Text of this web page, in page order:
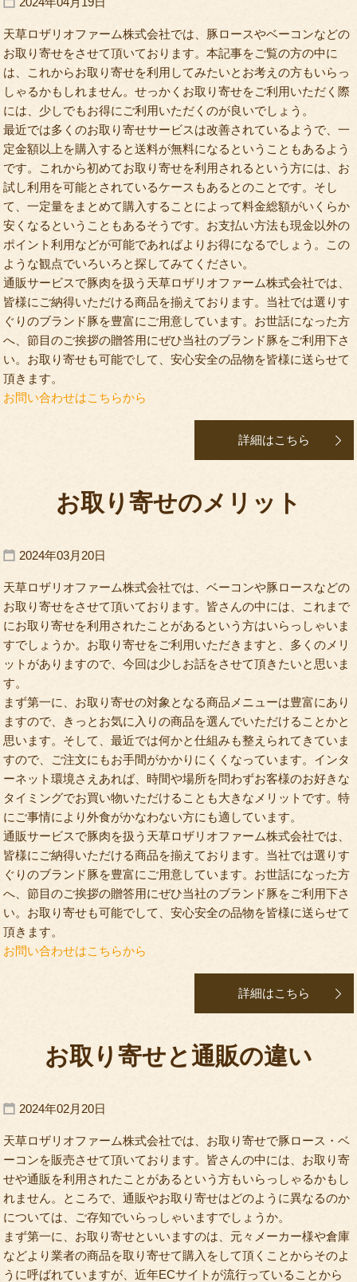
天草ロザリオファーム株式会社では、豚ロースやベーコンなどの
お取り寄せをさせて頂いております。本記事をご覧の方の中に
は、これからお取り寄せを利用してみたいとお考えの方もいらっ
しゃるかもしれません。せっかくお取り寄せをご利用いただく際
には、少しでもお得にご利用いただくのが良いでしょう。
最近では多くのお取り寄せサービスは改善されているようで、一
定金額以上を購入すると送料が無料になるということもあるよう
です。これから初めてお取り寄せを利用されるという方には、お
試し利用を可能とされているケースもあるとのことです。そし
て、一定量をまとめて購入することによって料金総額がいくらか
安くなるということもあるそうです。お支払い方法も現金以外の
ポイント利用などが可能であればよりお得になるでしょう。この
ような観点でいろいろと探してみてください。
通販サービスで豚肉を扱う天草ロザリオファーム株式会社では、
皆様にご納得いただける商品を揃えております。当社では選りす
ぐりのブランド豚を豊富にご用意しています。お世話になった方
へ、節目のご挨拶の贈答用にぜひ当社のブランド豚をご利用下さ
い。お取り寄せも可能でして、安心安全の品物を皆様に送らせて
頂きます。
お問い合わせはこちらから
詳細はこちら
お取り寄せのメリット
2024年03月20日
天草ロザリオファーム株式会社では、ベーコンや豚ロースなどの
お取り寄せをさせて頂いております。皆さんの中には、これまで
にお取り寄せを利用されたことがあるという方はいらっしゃいま
すでしょうか。お取り寄せをご利用いただきますと、多くのメリ
ットがありますので、今回は少しお話をさせて頂きたいと思いま
す。
まず第一に、お取り寄せの対象となる商品メニューは豊富にあり
ますので、きっとお気に入りの商品を選んでいただけることかと
思います。そして、最近では何かと仕組みも整えられてきていま
すので、ご注文にもお手間がかかりにくくなっています。インタ
ーネット環境さえあれば、時間や場所を問わずお客様のお好きな
タイミングでお買い物いただけることも大きなメリットです。特
にご事情により外食がかなわない方にも適しています。
通販サービスで豚肉を扱う天草ロザリオファーム株式会社では、
皆様にご納得いただける商品を揃えております。当社では選りす
ぐりのブランド豚を豊富にご用意しています。お世話になった方
へ、節目のご挨拶の贈答用にぜひ当社のブランド豚をご利用下さ
い。お取り寄せも可能でして、安心安全の品物を皆様に送らせて
頂きます。
お問い合わせはこちらから
詳細はこちら
お取り寄せと通販の違い
2024年02月20日
天草ロザリオファーム株式会社では、お取り寄せで豚ロース・ベ
ーコンを販売させて頂いております。皆さんの中には、お取り寄
せや通販を利用されたことがあるという方もいらっしゃるかもし
れません。ところで、通販やお取り寄せはどのように異なるのか
については、ご存知でいらっしゃいますでしょうか。
まず第一に、お取り寄せといいますのは、元々メーカー様や倉庫
などより業者の商品を取り寄せて購入をして頂くことからそのよ
うに呼ばれていますが、近年ECサイトが流行っていることから